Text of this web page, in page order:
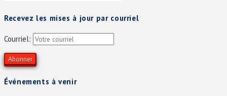
Recevez les mises à jour par courriel
Courriel:
Événements à venir